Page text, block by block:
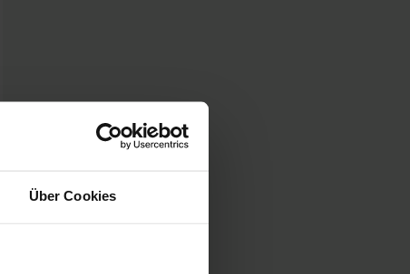
Über Cookies